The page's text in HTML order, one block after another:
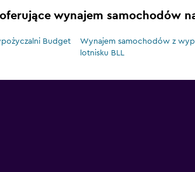
wynajem samochodów
Budget
Wynajem samochodów z
lotnisku BLL